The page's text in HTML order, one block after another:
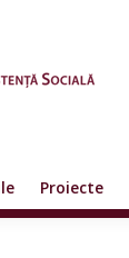
Proiecte